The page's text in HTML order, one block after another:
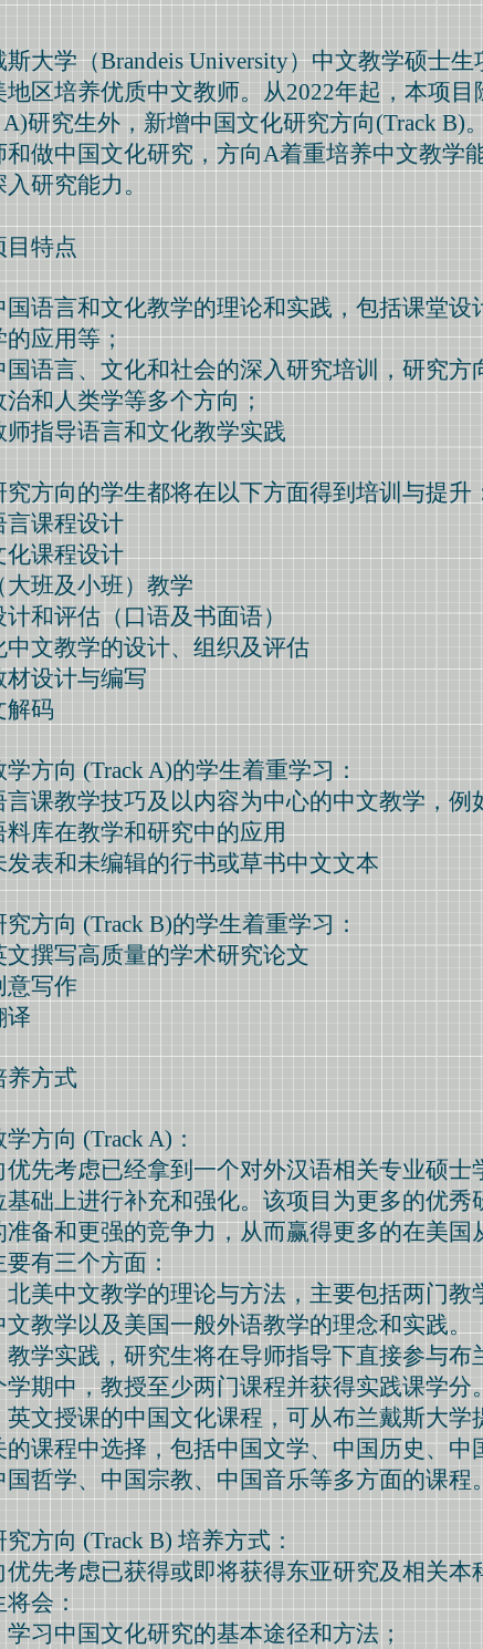
斯大学（Brandeis University）中文教学硕士
地区培养优质中文教师。从2022年起，本项
A)研究生外，新增中国文化研究方向(Track B)
和做中国文化研究，方向A着重培养中文教学
研究能力。
目特点
国语言和文化教学的理论和实践，包括课堂设
的应用等；
国语言、文化和社会的深入研究培训，研究方
治和人类学等多个方向；
师指导语言和文化教学实践
究方向的学生都将在以下方面得到培训与提升
言课程设计
化课程设计
大班及小班）教学
和评估（口语及书面语）
中文教学的设计、组织及评估
材设计与编写
解码
学方向 (Track A)的学生着重学习：
言课教学技巧及以内容为中心的中文教学，例
料库在教学和研究中的应用
发表和未编辑的行书或草书中文文本
方向 (Track B)的学生着重学习：
文撰写高质量的学术研究论文
意写作
译
养方式
方向 (Track A)：
优先考虑已经拿到一个对外汉语相关专业硕
基础上进行补充和强化。该项目为更多的优
准备和更强的竞争力，从而赢得更多的在美
有三个方面：
北美中文教学的理论与方法，主要包括两门教
文教学以及美国一般外语教学的理念和实践。
教学实践，研究生将在导师指导下直接参与布
学期中，教授至少两门课程并获得实践课学分
英文授课的中国文化课程，可从布兰戴斯大学
的课程中选择，包括中国文学、中国历史、
国哲学、中国宗教、中国音乐等多方面的课程。
方向 (Track B) 培养方式：
优先考虑已获得或即将获得东亚研究及相关本
会：
学习中国文化研究的基本途径和方法；